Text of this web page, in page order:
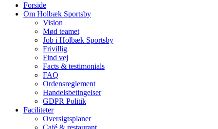
Forside
Om Holbæk Sportsby
Vision
Mød teamet
Job i Holbæk Sportsby
Frivillig
Find vej
Facts & testimonials
FAQ
Ordensreglement
Handelsbetingelser
GDPR Politik
Faciliteter
Oversigtsplaner
Café & restaurant